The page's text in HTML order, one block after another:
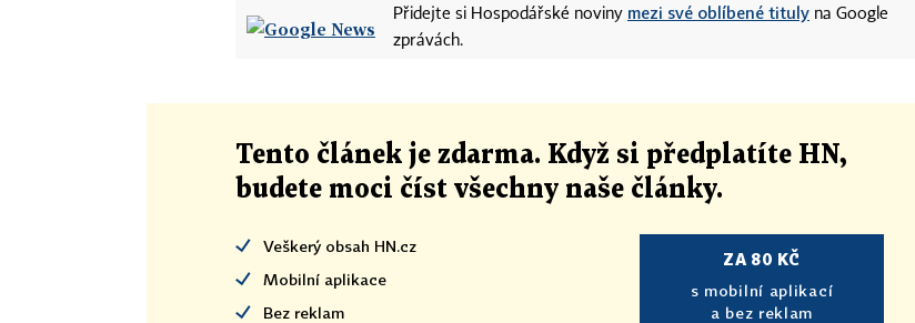
Přidejte si Hospodářské noviny mezi své oblíbené tituly na Google
zprávách.
Tento článek je zdarma. Když si předplatíte HN,
budete moci číst všechny naše články.
Veškerý obsah HN.cz
Mobilní aplikace
Bez reklam
ZA 80 KČ
s mobilní aplikací
a bez reklam